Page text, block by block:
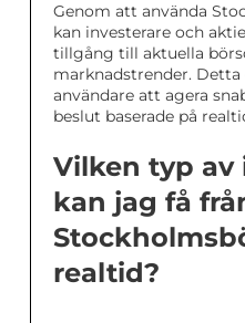
Genom att använda
kan investerare och
tillgång till aktuella
marknadstrender.
användare att agera
beslut baserade på
Vilken typ
kan jag få
realtid?